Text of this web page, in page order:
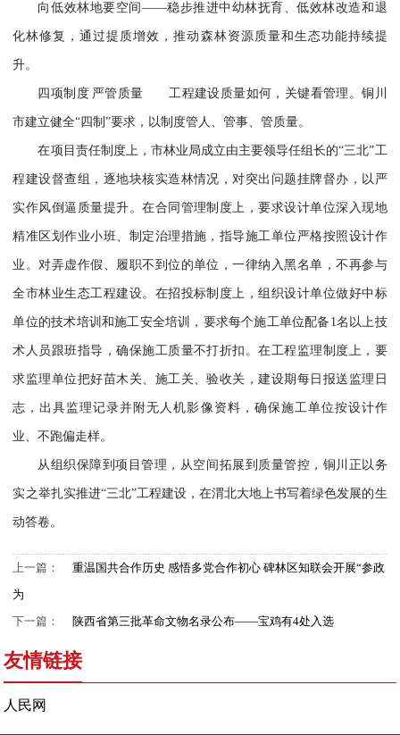
向低效林地要空间——稳步推进中幼林抚育、低效林改造和退
化林修复，通过提质增效，推动森林资源质量和生态功能持续提
升。
四项制度 严管质量 工程建设质量如何，关键看管理。铜川
市建立健全“四制”要求，以制度管人、管事、管质量。
在项目责任制度上，市林业局成立由主要领导任组长的“三北”工
程建设督查组，逐地块核实造林情况，对突出问题挂牌督办，以严
实作风倒逼质量提升。在合同管理制度上，要求设计单位深入现地
精准区划作业小班、制定治理措施，指导施工单位严格按照设计作
业。对弄虚作假、履职不到位的单位，一律纳入黑名单，不再参与
全市林业生态工程建设。在招投标制度上，组织设计单位做好中标
单位的技术培训和施工安全培训，要求每个施工单位配备1名以上技
术人员跟班指导，确保施工质量不打折扣。在工程监理制度上，要
求监理单位把好苗木关、施工关、验收关，建设期每日报送监理日
志，出具监理记录并附无人机影像资料，确保施工单位按设计作
业、不跑偏走样。
从组织保障到项目管理，从空间拓展到质量管控，铜川正以务
实之举扎实推进“三北”工程建设，在渭北大地上书写着绿色发展的生
动答卷。
上一篇：
重温国共合作历史 感悟多党合作初心 碑林区知联会开展“参政
为
下一篇：
陕西省第三批革命文物名录公布——宝鸡有4处入选
友情链接
人民网